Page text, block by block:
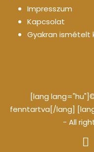
Impresszum
Kapcsolat
Gyakran ismételt
[lang
fenntartva[/lang]
- All